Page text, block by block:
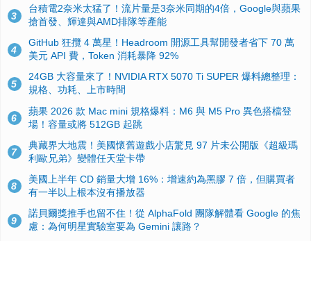
3
台積電2奈米太猛了！流片量是3奈米同期的4倍，Google與蘋果
搶首發、輝達與AMD排隊等產能
4
GitHub 狂攬 4 萬星！Headroom 開源工具幫開發者省下 70 萬
美元 API 費，Token 消耗暴降 92%
5
24GB 大容量來了！NVIDIA RTX 5070 Ti SUPER 爆料總整理：
規格、功耗、上市時間
6
蘋果 2026 款 Mac mini 規格爆料：M6 與 M5 Pro 異色搭檔登
場！容量或將 512GB 起跳
7
典藏界大地震！美國懷舊遊戲小店驚見 97 片未公開版《超級瑪
利歐兄弟》變體任天堂卡帶
8
美國上半年 CD 銷量大增 16%：增速約為黑膠 7 倍，但購買者
有一半以上根本沒有播放器
9
諾貝爾獎推手也留不住！從 AlphaFold 團隊解體看 Google 的焦
慮：為何明星實驗室要為 Gemini 讓路？